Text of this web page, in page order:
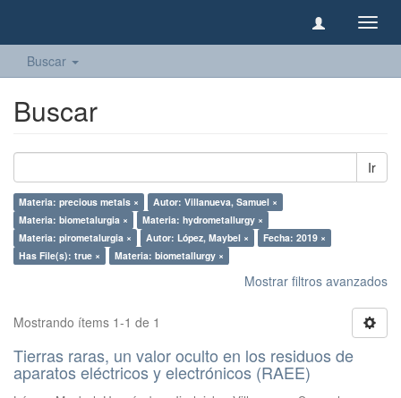
Buscar
Buscar
Ir
Materia: precious metals ×
Autor: Villanueva, Samuel ×
Materia: biometalurgia ×
Materia: hydrometallurgy ×
Materia: pirometalurgia ×
Autor: López, Maybel ×
Fecha: 2019 ×
Has File(s): true ×
Materia: biometallurgy ×
Mostrar filtros avanzados
Mostrando ítems 1-1 de 1
Tierras raras, un valor oculto en los residuos de
aparatos eléctricos y electrónicos (RAEE)